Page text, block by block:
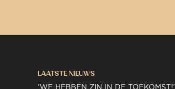
LAATSTE NIEUWS
‘WE HEBBEN ZIN IN DE TOEKOMST!’